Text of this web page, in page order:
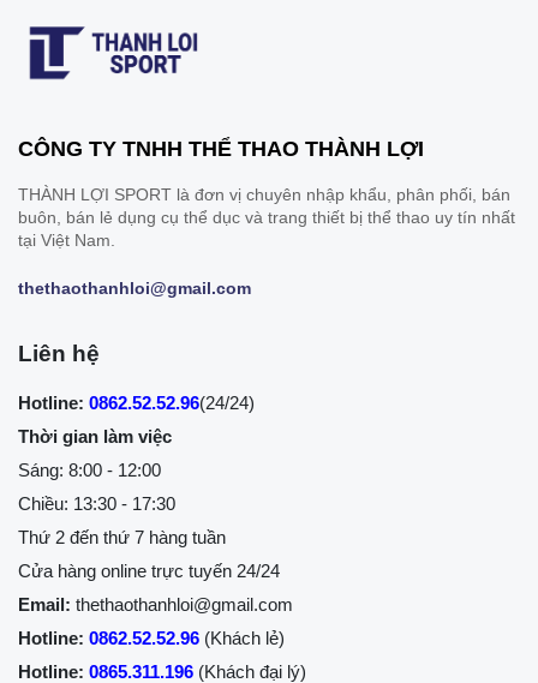
CÔNG TY TNHH THỂ THAO THÀNH LỢI
THÀNH LỢI SPORT là đơn vị chuyên nhập khẩu, phân phối, bán
buôn, bán lẻ dụng cụ thể dục và trang thiết bị thể thao uy tín nhất
tại Việt Nam.
thethaothanhloi@gmail.com
Liên hệ
Hotline: 0862.52.52.96(24/24)
Thời gian làm việc
Sáng: 8:00 - 12:00
Chiều: 13:30 - 17:30
Thứ 2 đến thứ 7 hàng tuần
Cửa hàng online trực tuyến 24/24
Email: thethaothanhloi@gmail.com
Hotline: 0862.52.52.96 (Khách lẻ)
Hotline: 0865.311.196 (Khách đại lý)